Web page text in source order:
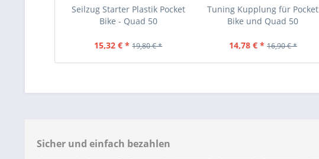
Seilzug Starter Plastik Pocket
Bike - Quad 50
15,32 € * 19,80 € *
Tuning Kupplung für Pocket
Bike und Quad 50
14,78 € * 16,90 € *
Sicher und einfach bezahlen